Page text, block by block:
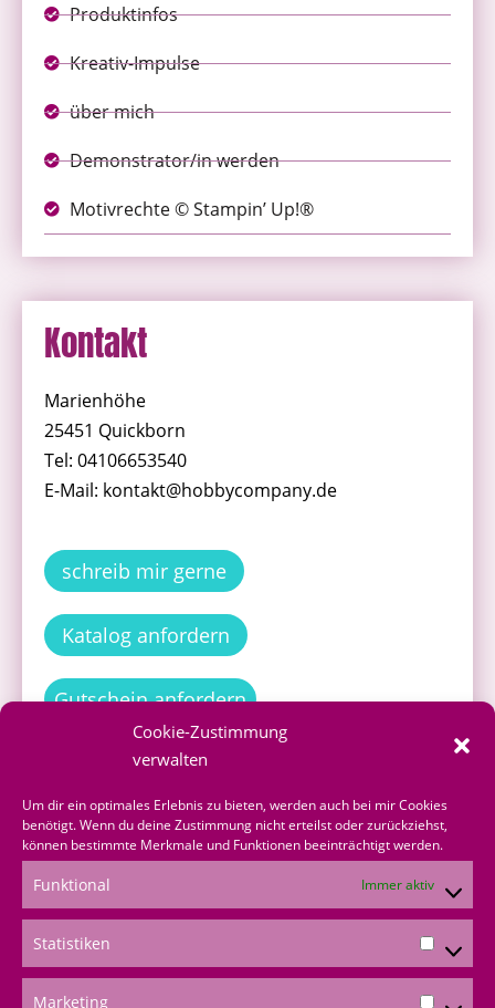
Cookie-Zustimmung
verwalten
Um dir ein optimales Erlebnis zu bieten, werden auch bei mir Cookies
benötigt. Wenn du deine Zustimmung nicht erteilst oder zurückziehst,
können bestimmte Merkmale und Funktionen beeinträchtigt werden.
Funktional Immer aktiv
Statistiken
Marketing
Produktinfos
Kreativ-Impulse
über mich
Demonstrator/in werden
Motivrechte © Stampin’ Up!®
Kontakt
Marienhöhe
25451 Quickborn
Tel: 04106653540
E-Mail: kontakt@hobbycompany.de
schreib mir gerne
Katalog anfordern
Gutschein anfordern
Bestellen
Produkte bestellen
Onlineshop